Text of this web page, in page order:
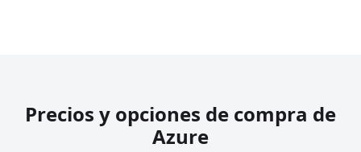
Precios y opciones de compra de
Azure